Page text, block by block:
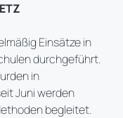
Einsätze in
durchgeführt.
in
Juni werden
begleitet.